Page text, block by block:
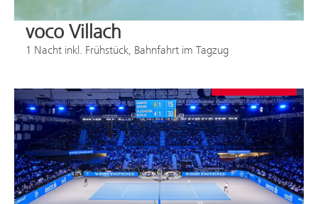
voco Villach
1 Nacht inkl. Frühstück, Bahnfahrt im Tagzug